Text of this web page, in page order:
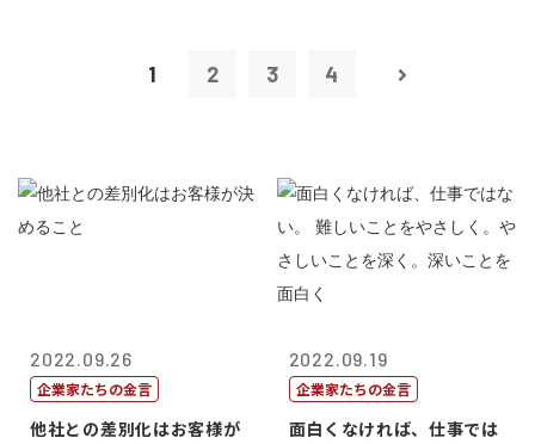
1 2 3 4
2022.09.26
企業家たちの金言
他社との差別化はお客様が
2022.09.19
企業家たちの金言
面白くなければ、仕事では